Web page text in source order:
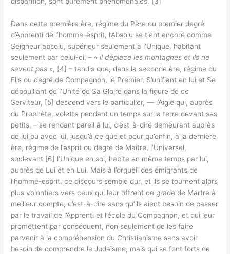
Dans cette première ère, régime du Père ou premier degré
d’Apprenti de l’homme-esprit, l’Absolu se tient encore comme
Seigneur absolu, supérieur seulement à l’Unique, habitant
seulement par celui-ci, – «il déplace les montagnes et ils ne
savent pas », [4] – tandis que, dans la seconde ère, régime du
Fils ou degré de Compagnon, le Premier, S’unifiant en lui et Se
dépouillant de l’Unité de Sa Gloire dans la figure de ce
Serviteur, [5] descend vers le particulier, — l’Aigle qui, auprès
du Prophète, volette pendant un temps sur la terre devant ses
petits, – se rendant pareil â lui, c’est-à-dire demeurant auprès
de lui ou avec lui, jusqu’à ce que et pour qu’enfin, à la dernière
ère, régime de l’esprit ou degré de Maître, l’Universel,
soulevant [6] l’Unique en soi, habite en même temps par lui,
auprès de Lui et en Lui. Mais à l’orgueil des émigrants de
l’homme-esprit, ce discours semble dur, et ils se tournent alors
plus volontiers vers ceux qui leur offrent ce grade de Martre à
meilleur compte, c’est-à-dire sans qu’ils aient besoin de passer
par le travail de l’Apprenti et l’école du Compagnon, et qui leur
promettent par conséquent, non seulement de les faire
parvenir à la compréhension du Christianisme sans avoir
besoin de comprendre le Judaïsme, mais qui se font forts de